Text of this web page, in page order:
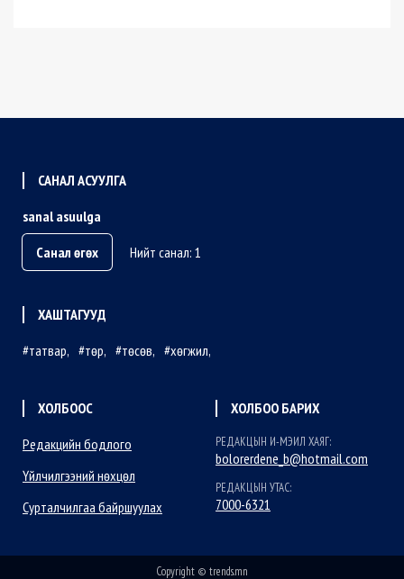
САНАЛ АСУУЛГА
sanal asuulga
Санал өгөх
Нийт санал: 1
ХАШТАГУУД
татвар
төр төсөв хөгжил
ХОЛБООС
Редакцийн бодлого
Үйлчилгээний нөхцөл
Сурталчилгаа байршуулах
ХОЛБОО БАРИХ
РЕДАКЦЫН И-МЭИЛ ХАЯГ:
bolorerdene_b@hotmail.com
РЕДАКЦЫН УТАС:
7000-6321
Copyright © trends.mn